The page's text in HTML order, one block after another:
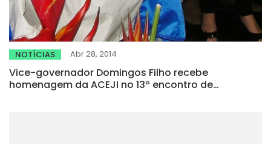
NOTÍCIAS Abr 28, 2014
Vice-governador Domingos Filho recebe
homenagem da ACEJI no 13º encontro de